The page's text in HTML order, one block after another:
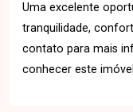
Uma excelente
tranquilidade,
contato para mais
conhecer este